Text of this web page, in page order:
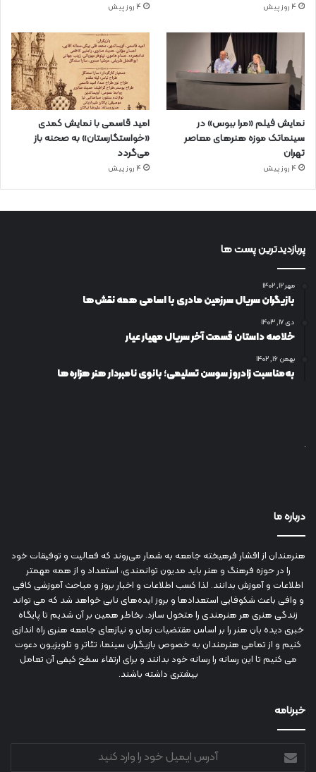
4 روز پیش 4 روز پیش
نمایش فیلم «مرا ببوس» در
سینماتک موزه هنرهای معاصر
تهران
4 روز پیش
امید قاسمی با نمایش کمدی
«خواستگارستان» به صحنه باز
می‌گردد
4 روز پیش
پربازدیدترین پست ها
مهر ۱۲, ۱۴۰۲
بازیگران سریال سرزمین مادری با اسامی همه نقش‌ها
دی ۱۷, ۱۴۰۳
خلاصه داستان قسمت آخر سریال مهیار عیار
بهمن ۱۶, ۱۴۰۲
به‌مناسبت زادروز سوسن تسلیمی؛ بانوی نامبردار هنر هزاره‌ها
درباره ما
هنرمندان از اقشار فرهیخته جامعه به شمار می‌روند که فعالیت و توفیقات خود
را در حوزه فرهنگ و هنر باید مدیون توانمندی، استعداد و از همه مهمتر
اطلاعات و آموزش بدانند. لذا کسب اطلاعات و اخبار بروز و مباحث آموزشی کافی
و وافی باعث شکوفایی استعدادها و بروز ایده‌های نابی خواهد شد که می تواند
زندگی هنری هر هنرمندی را متحول سازد. بخاطر همین بر آن شدیم تا پایگاه
خبری دیده بان هنر را بر اساس مقتضیات زمان و نیازهای جامعه هنری راه اندازی
کنیم و از تمامی هنرمندان به خصوص بازیگران سینما، تئاتر و تلویزیون دعوت
می کنیم تا این رسانه را رسانه خود بدانند و برای ارتقاء سطح کیفی آن تعامل
بیشتری داشته باشند.
خبرنامه
آدرس
ایمیل